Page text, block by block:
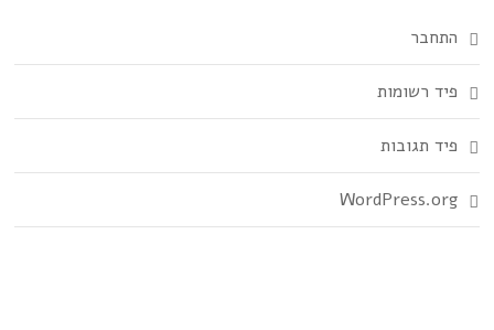
התחבר
פיד רשומות
פיד תגובות
WordPress.org